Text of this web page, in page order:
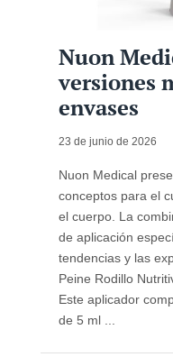
Nuon
versiones
envases
23 de junio de 2026
Nuon Medical
conceptos para el
el cuerpo. La
de aplicación
tendencias y las
Peine Rodillo
Este aplicador
de 5 ml ...